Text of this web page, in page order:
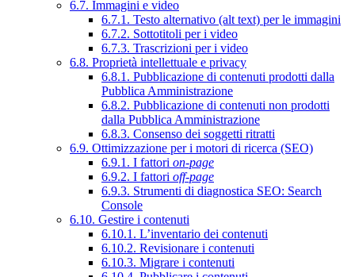
6.7. Immagini e video
6.7.1. Testo alternativo (alt text) per le immagini
6.7.2. Sottotitoli per i video
6.7.3. Trascrizioni per i video
6.8. Proprietà intellettuale e privacy
6.8.1. Pubblicazione di contenuti prodotti dalla
Pubblica Amministrazione
6.8.2. Pubblicazione di contenuti non prodotti
dalla Pubblica Amministrazione
6.8.3. Consenso dei soggetti ritratti
6.9. Ottimizzazione per i motori di ricerca (SEO)
6.9.1. I fattori on-page
6.9.2. I fattori off-page
6.9.3. Strumenti di diagnostica SEO: Search
Console
6.10. Gestire i contenuti
6.10.1. L’inventario dei contenuti
6.10.2. Revisionare i contenuti
6.10.3. Migrare i contenuti